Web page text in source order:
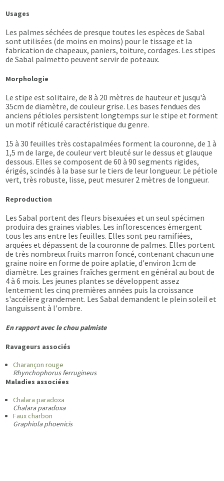
Usages
Les palmes séchées de presque toutes les espèces de Sabal
sont utilisées (de moins en moins) pour le tissage et la
fabrication de chapeaux, paniers, toiture, cordages. Les stipes
de Sabal palmetto peuvent servir de poteaux.
Morphologie
Le stipe est solitaire, de 8 à 20 mètres de hauteur et jusqu'à
35cm de diamètre, de couleur grise. Les bases fendues des
anciens pétioles persistent longtemps sur le stipe et forment
un motif réticulé caractéristique du genre.
15 à 30 feuilles très costapalmées forment la couronne, de 1 à
1,5 m de large, de couleur vert bleuté sur le dessus et glauque
dessous. Elles se composent de 60 à 90 segments rigides,
érigés, scindés à la base sur le tiers de leur longueur. Le pétiole
vert, très robuste, lisse, peut mesurer 2 mètres de longueur.
Reproduction
Les Sabal portent des fleurs bisexuées et un seul spécimen
produira des graines viables. Les inflorescences émergent
tous les ans entre les feuilles. Elles sont peu ramifiées,
arquées et dépassent de la couronne de palmes. Elles portent
de très nombreux fruits marron foncé, contenant chacun une
graine noire en forme de poire aplatie, d'environ 1cm de
diamètre. Les graines fraîches germent en général au bout de
4 à 6 mois. Les jeunes plantes se développent assez
lentement les cinq premières années puis la croissance
s'accélère grandement. Les Sabal demandent le plein soleil et
languissent à l'ombre.
En rapport avec le chou palmiste
Ravageurs associés
Charançon rouge
Rhynchophorus ferrugineus
Maladies associées
Chalara paradoxa
Chalara paradoxa
Faux charbon
Graphiola phoenicis